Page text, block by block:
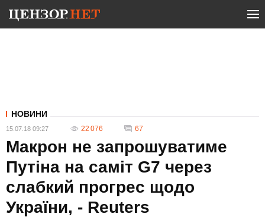
НОВИНИ
15.07.18 09:27 22 076 67
Макрон не запрошуватиме
Путіна на саміт G7 через
слабкий прогрес щодо
України, - Reuters